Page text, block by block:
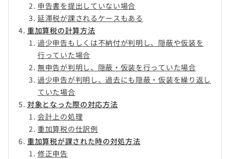
申告書を提出していない場合
延滞税が課されるケースもある
重加算税の計算方法
過少申告もしくは不納付が判明し、隠蔽や仮装を
行っていた場合
無申告が判明し、隠蔽・仮装を行っていた場合
過少申告が判明し、過去にも隠蔽・仮装を繰り返し
ていた場合
対象となった際の対応方法
会計上の処理
重加算税の仕訳例
重加算税が課された時の対処方法
修正申告